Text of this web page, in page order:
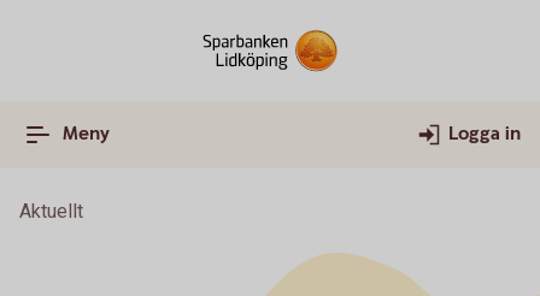
Meny Logga in
Aktuellt